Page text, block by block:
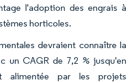
l'adoption des engrais à
horticoles.
devraient connaître la
un CAGR de 7,2 % jusqu'en
alimentée par les projets